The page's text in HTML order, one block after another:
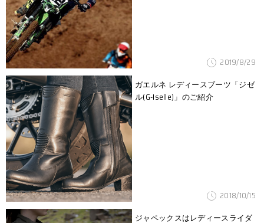
2019/8/29
ガエルネ レディースブーツ「ジゼ
ル(G-Iselle)」のご紹介
2018/10/15
ジャペックスはレディースライダ